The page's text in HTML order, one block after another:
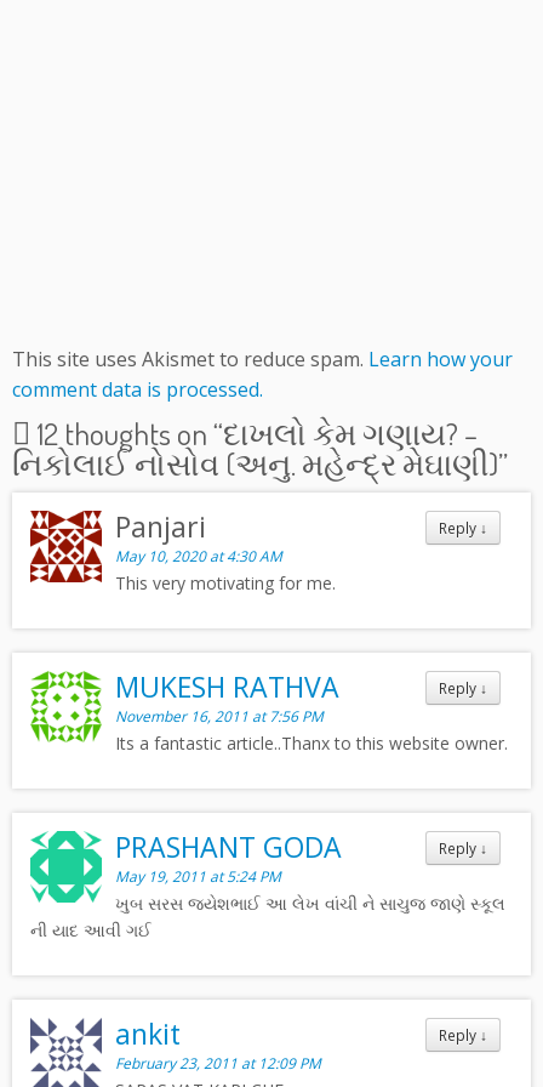
This site uses Akismet to reduce spam. Learn how your
comment data is processed.
12 thoughts on “દાખલો કેમ ગણાય? –
નિકોલાઈ નોસોવ (અનુ. મહેન્દ્ર મેઘાણી)”
Reply ↓
Panjari
May 10, 2020 at 4:30 AM
This very motivating for me.
Reply ↓
MUKESH RATHVA
November 16, 2011 at 7:56 PM
Its a fantastic article..Thanx to this website owner.
Reply ↓
PRASHANT GODA
May 19, 2011 at 5:24 PM
ખુબ સરસ જયેશભાઈ આ લેખ વાંચી ને સાચુજ જાણે સ્કૂલ
ની યાદ આવી ગઈ
Reply ↓
ankit
February 23, 2011 at 12:09 PM